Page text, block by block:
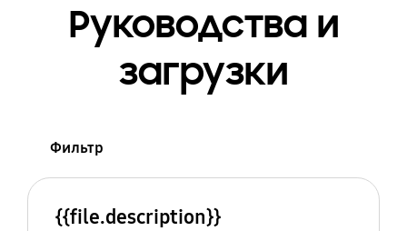
Руководства и
загрузки
Фильтр
{{file.description}}